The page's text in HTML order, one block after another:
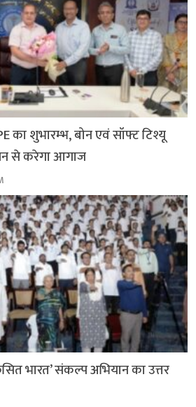
शुभारम्भ, बोन एवं सॉफ्ट टिश्यू
से करेगा आगाज
भारत’ संकल्प अभियान का उत्तर